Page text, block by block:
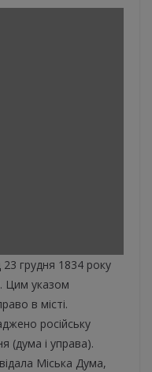
грудня 1834 року
Цим указом
в місті.
російську
(дума і управа).
Міська Дума,